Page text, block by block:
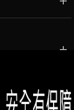
reserved.